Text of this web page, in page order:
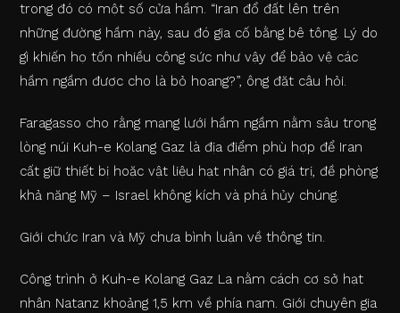
trong đó có một số cửa hầm. “Iran đổ đất lên trên
những đường hầm này, sau đó gia cố bằng bê tông. Lý do
gì khiến họ tốn nhiều công sức như vậy để bảo vệ các
hầm ngầm được cho là bỏ hoang?”, ông đặt câu hỏi.
Faragasso cho rằng mạng lưới hầm ngầm nằm sâu trong
lòng núi Kuh-e Kolang Gaz là địa điểm phù hợp để Iran
cất giữ thiết bị hoặc vật liệu hạt nhân có giá trị, đề phòng
khả năng Mỹ – Israel không kích và phá hủy chúng.
Giới chức Iran và Mỹ chưa bình luận về thông tin.
Công trình ở Kuh-e Kolang Gaz La nằm cách cơ sở hạt
nhân Natanz khoảng 1,5 km về phía nam. Giới chuyên gia